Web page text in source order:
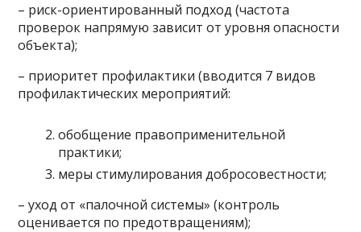
– риск-ориентированный подход (частота
проверок напрямую зависит от уровня опасности
объекта);
– приоритет профилактики (вводится 7 видов
профилактических мероприятий:
обобщение правоприменительной
практики;
меры стимулирования добросовестности;
– уход от «палочной системы» (контроль
оценивается по предотвращениям);